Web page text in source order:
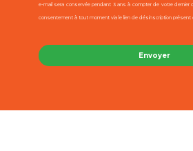
e-mail sera conservée pendant 3 ans à compter de votre dernier
consentement à tout moment via le lien de désinscription